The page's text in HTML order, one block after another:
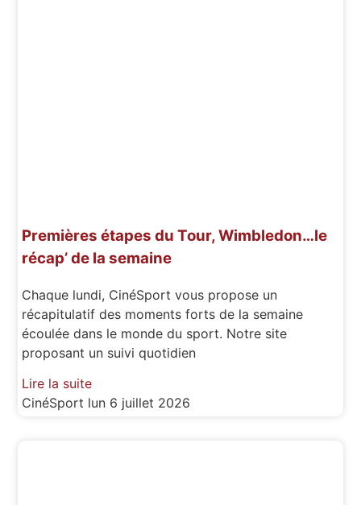
Premières étapes du Tour, Wimbledon…le
récap’ de la semaine
Chaque lundi, CinéSport vous propose un
récapitulatif des moments forts de la semaine
écoulée dans le monde du sport. Notre site
proposant un suivi quotidien
Lire la suite
CinéSport lun 6 juillet 2026